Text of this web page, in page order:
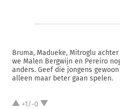
Bruma, Madueke, Mitroglu
we Malen Bergwijn en Pereiro
anders. Geef die jongens
alleen maar beter gaan spelen.
+1/-0